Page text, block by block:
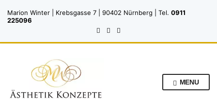
Marion Winter | Krebsgasse 7 | 90402 Nürnberg | Tel. 0911
225096
MENU